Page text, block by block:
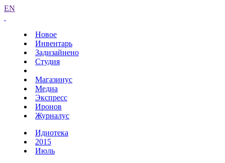
EN
Новое
Инвентарь
Задизайнено
Студия
Магазинус
Медиа
Экспресс
Иронов
Журналус
Идиотека
2015
Июль